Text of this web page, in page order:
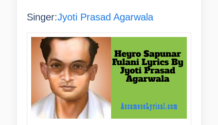
Singer:Jyoti Prasad Agarwala